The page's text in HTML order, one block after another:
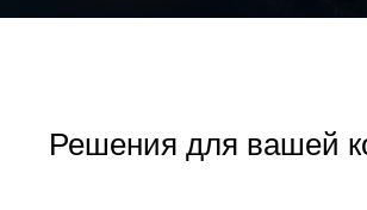
Решения для вашей